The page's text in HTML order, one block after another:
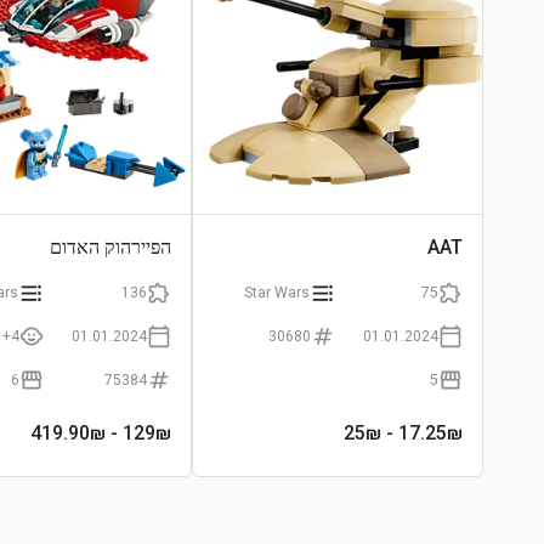
AAT
75
Star Wars
01.01.2024
30680
5
17.25₪
- 25₪
הפיירהוק האדום
136
01.01.2024
4+
75384
6
129₪
- 419.90₪